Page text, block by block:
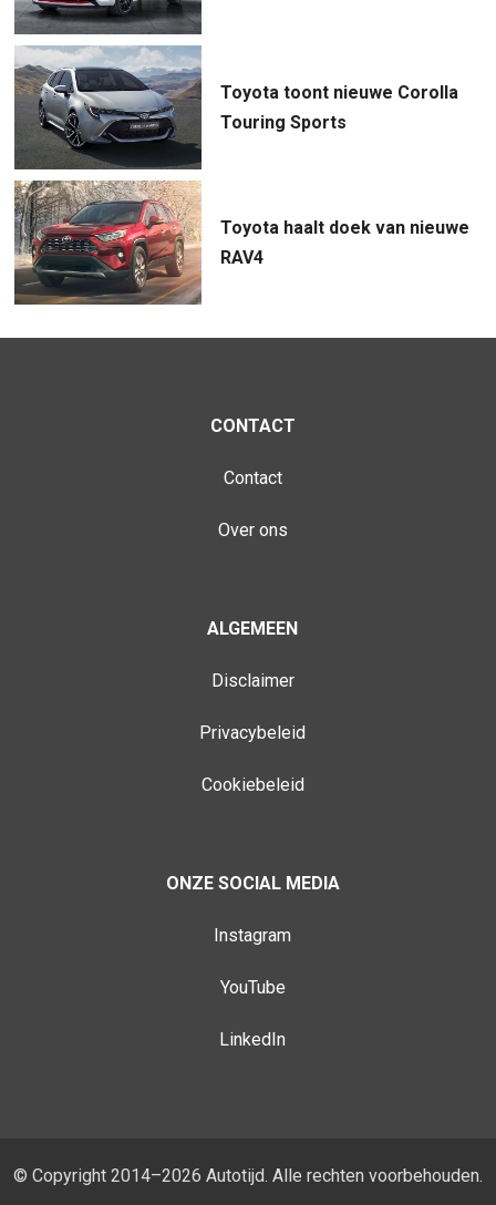
Toyota toont nieuwe Corolla
Touring Sports
Toyota haalt doek van nieuwe
RAV4
CONTACT
Contact
Over ons
ALGEMEEN
Disclaimer
Privacybeleid
Cookiebeleid
ONZE SOCIAL MEDIA
Instagram
YouTube
LinkedIn
© Copyright 2014–2026 Autotijd. Alle rechten voorbehouden.